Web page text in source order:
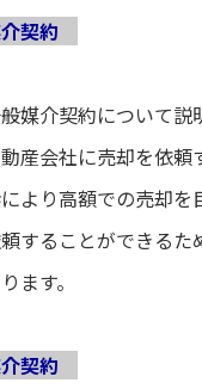
契約
媒介契約について
産会社に売却を依
より高額での売却
することができる
ます。
契約